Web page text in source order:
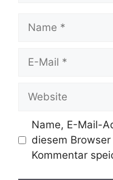
Name
Website
Name, E-Mail-
diesem
Kommentar